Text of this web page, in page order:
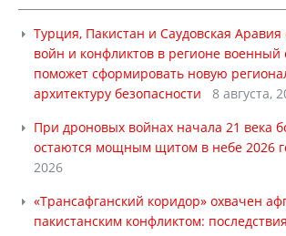
Турция, Пакистан и Саудовская
войн и конфликтов в регионе военный
поможет сформировать новую
архитектуру безопасности
8 августа,
При дроновых войнах начала 21 века
остаются мощным щитом в небе 2026
2026
«Трансафганский коридор» охвачен
пакистанским конфликтом: последствия